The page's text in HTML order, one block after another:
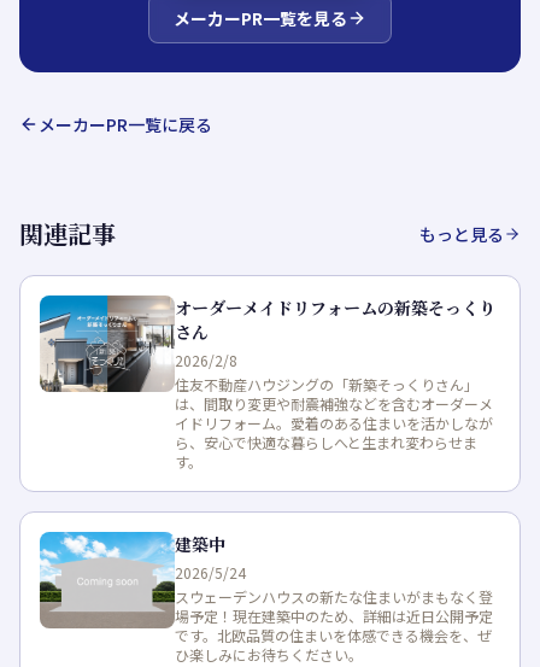
メーカーPR一覧を見る
メーカーPR一覧に戻る
関連記事 もっと見る
オーダーメイドリフォームの新築そっくり
さん
2026/2/8
住友不動産ハウジングの「新築そっくりさん」
は、間取り変更や耐震補強などを含むオーダーメ
イドリフォーム。愛着のある住まいを活かしなが
ら、安心で快適な暮らしへと生まれ変わらせま
す。
建築中
2026/5/24
スウェーデンハウスの新たな住まいがまもなく登
場予定！現在建築中のため、詳細は近日公開予定
です。北欧品質の住まいを体感できる機会を、ぜ
ひ楽しみにお待ちください。